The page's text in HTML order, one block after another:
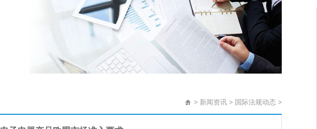
> 新闻资讯 > 国际法规动态 >